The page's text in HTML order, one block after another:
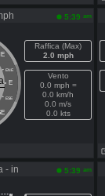
5:39 am
ENE
E
ESE
Raffica (Max)
2.0 mph
Vento
0.0 mph =
0.0 km/h
0.0 m/s
0.0 kts
- in 5:39 am